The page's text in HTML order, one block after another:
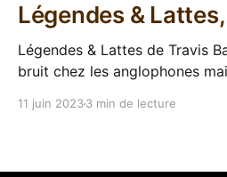
Légendes &
Légendes & Lattes de Travis
bruit chez les anglophones
que Stéphanie Chaptal allait
11 juin 20233 min de lecture